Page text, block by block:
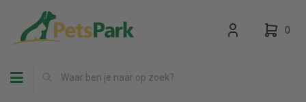
Toggle navigation
0